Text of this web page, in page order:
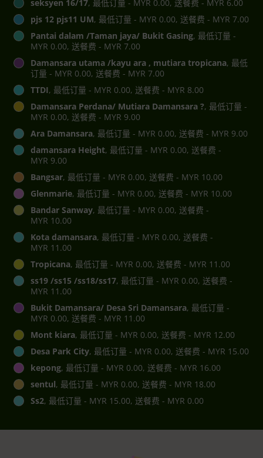
seksyen 16/17, 最低订量 - MYR 0.00, 送餐费 - MYR 6.00
pjs 12 pjs11 UM, 最低订量 - MYR 0.00, 送餐费 - MYR 7.00
Pantai dalam /Taman jaya/ Bukit Gasing, 最低订量 -
MYR 0.00, 送餐费 - MYR 7.00
Damansara utama /kayu ara , mutiara tropicana, 最低
订量 - MYR 0.00, 送餐费 - MYR 7.00
TTDI, 最低订量 - MYR 0.00, 送餐费 - MYR 8.00
Damansara Perdana/ Mutiara Damansara ?, 最低订量 -
MYR 0.00, 送餐费 - MYR 9.00
Ara Damansara, 最低订量 - MYR 0.00, 送餐费 - MYR 9.00
damansara Height, 最低订量 - MYR 0.00, 送餐费 -
MYR 9.00
Bangsar, 最低订量 - MYR 0.00, 送餐费 - MYR 10.00
Glenmarie, 最低订量 - MYR 0.00, 送餐费 - MYR 10.00
Bandar Sanway, 最低订量 - MYR 0.00, 送餐费 -
MYR 10.00
Kota damansara, 最低订量 - MYR 0.00, 送餐费 -
MYR 11.00
Tropicana, 最低订量 - MYR 0.00, 送餐费 - MYR 11.00
ss19 /ss15 /ss18/ss17, 最低订量 - MYR 0.00, 送餐费 -
MYR 11.00
Bukit Damansara/ Desa Sri Damansara, 最低订量 -
MYR 0.00, 送餐费 - MYR 11.00
Mont kiara, 最低订量 - MYR 0.00, 送餐费 - MYR 12.00
Desa Park City, 最低订量 - MYR 0.00, 送餐费 - MYR 15.00
kepong, 最低订量 - MYR 0.00, 送餐费 - MYR 16.00
sentul, 最低订量 - MYR 0.00, 送餐费 - MYR 18.00
Ss2, 最低订量 - MYR 15.00, 送餐费 - MYR 0.00